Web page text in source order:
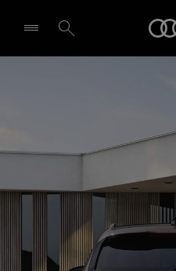
Technologijos ir skaitmeninimas